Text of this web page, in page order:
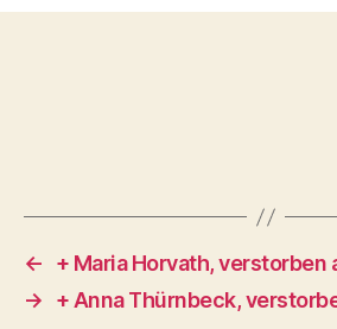
←
+ Maria Horvath, verstorben
→
+ Anna Thürnbeck,